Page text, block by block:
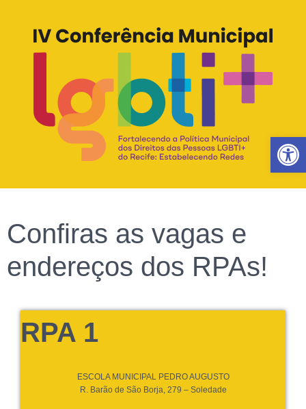
Abrir
Confiras as vagas e
endereços dos RPAs!
RPA 1
ESCOLA MUNICIPAL PEDRO AUGUSTO
R. Barão de São Borja, 279 – Soledade